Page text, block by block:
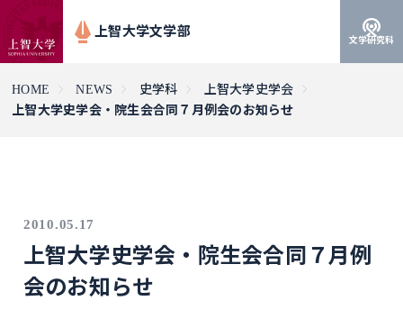
上智大学文学部
文学研究科
HOME NEWS 史学科
上智大学史学会
上智大学史学会・院生会合同７月例会のお知らせ
2010.05.17
上智大学史学会・院生会合同７月例
会のお知らせ